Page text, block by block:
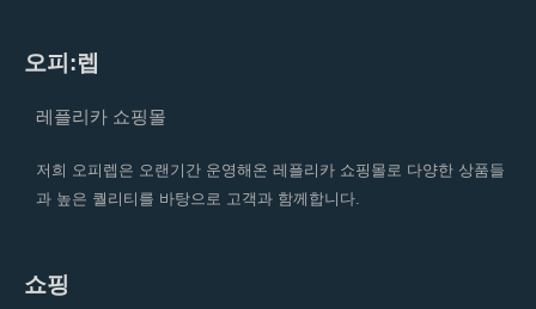
오피:렙
레플리카 쇼핑몰
저희 오피렙은 오랜기간 운영해온 레플리카 쇼핑몰로 다양한 상품들
과 높은 퀄리티를 바탕으로 고객과 함께합니다.
쇼핑